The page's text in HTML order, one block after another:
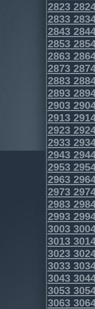
2823
2833
2843
2853
2863
2873
2883
2893
2903
2913
2923
2933
2943
2953
2963
2973
2983
2993
3003
3013
3023
3033
3043
3053
3063